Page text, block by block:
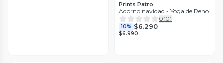
Prints Patro
Adorno navidad - Yoga de Reno
0(0)
10% $6.290
$6.990